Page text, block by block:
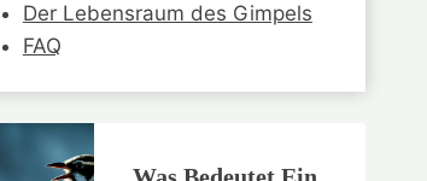
Der Lebensraum des Gimpels
FAQ
Was Bedeutet Ein